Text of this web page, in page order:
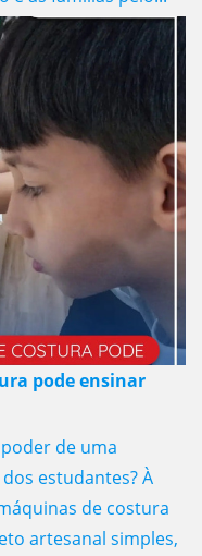
pode ensinar
de uma
estudantes? À
de costura
artesanal simples,